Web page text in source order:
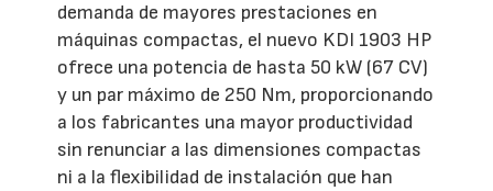
demanda de mayores prestaciones en
máquinas compactas, el nuevo KDI 1903 HP
ofrece una potencia de hasta 50 kW (67 CV)
y un par máximo de 250 Nm, proporcionando
a los fabricantes una mayor productividad
sin renunciar a las dimensiones compactas
ni a la flexibilidad de instalación que han